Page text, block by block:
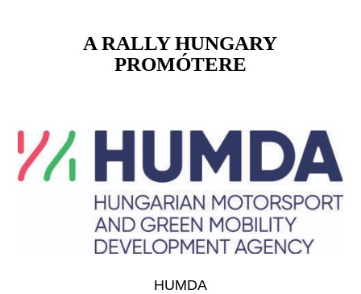
A RALLY HUNGARY
PROMÓTERE
HUMDA